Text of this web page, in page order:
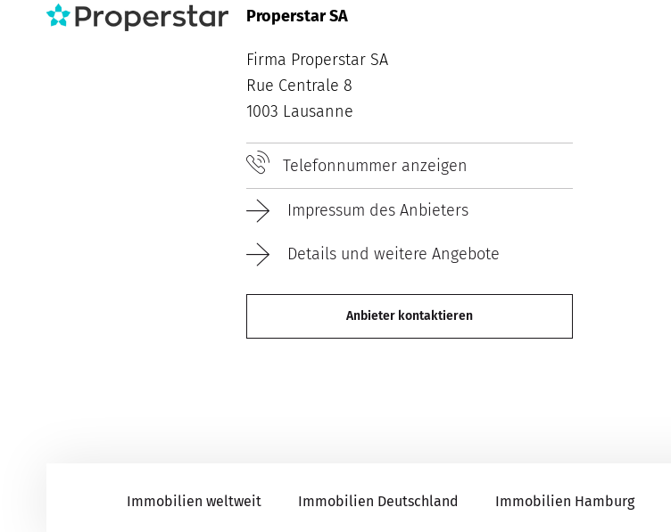
Properstar SA
Firma Properstar SA
Rue Centrale 8
1003 Lausanne
Telefonnummer anzeigen
Impressum des Anbieters
Details und weitere Angebote
Anbieter kontaktieren
Immobilien weltweit Immobilien Deutschland Immobilien Hamburg